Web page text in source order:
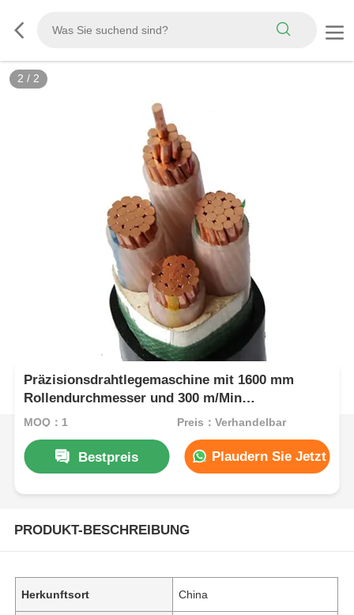
2 / 2
Präzisionsdrahtlegemaschine mit 1600 mm
Rollendurchmesser und 300 m/Min
Aufwickelgeschwindigkeit
MOQ：1 Preis：Verhandelbar
Bestpreis Plaudern Sie Jetzt
PRODUKT-BESCHREIBUNG
Herkunftsort China